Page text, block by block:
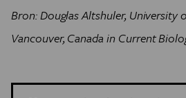
Bron: Douglas Altshuler, University
Vancouver, Canada in Current